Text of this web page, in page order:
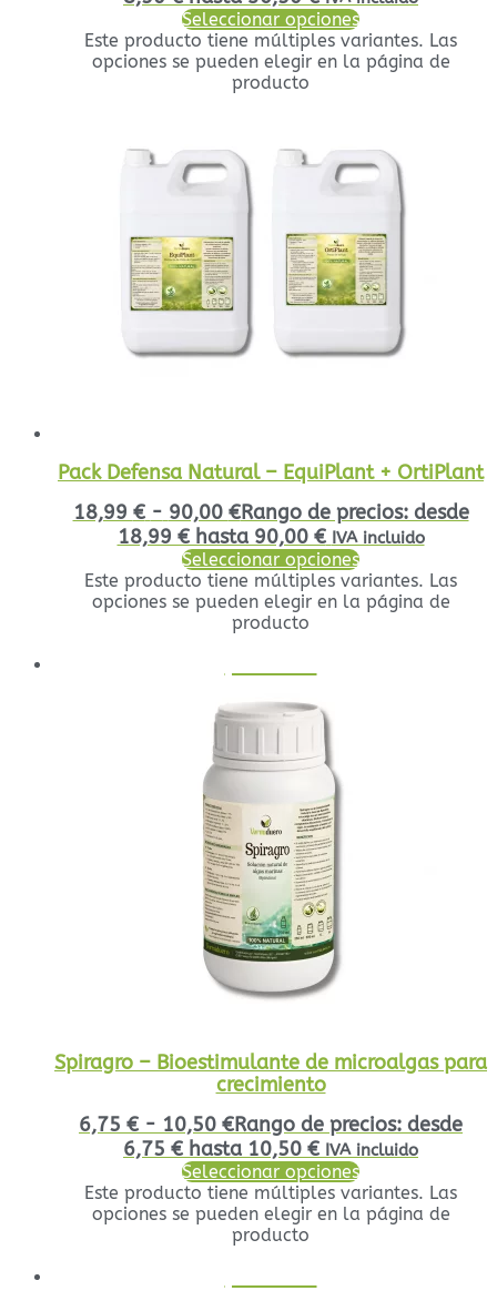
Seleccionar opciones
Este producto tiene múltiples variantes. Las
opciones se pueden elegir en la página de
producto
Pack Defensa Natural – EquiPlant + OrtiPlant
18,99 € - 90,00 €Rango de precios: desde
18,99 € hasta 90,00 € IVA incluido
Seleccionar opciones
Este producto tiene múltiples variantes. Las
opciones se pueden elegir en la página de
producto
Spiragro – Bioestimulante de microalgas para
crecimiento
6,75 € - 10,50 €Rango de precios: desde
6,75 € hasta 10,50 € IVA incluido
Seleccionar opciones
Este producto tiene múltiples variantes. Las
opciones se pueden elegir en la página de
producto